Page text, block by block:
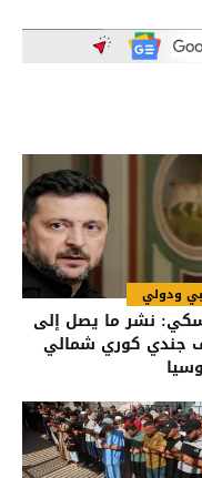
ودولي
نشر ما يصل إلى
جندي كوري شمالي